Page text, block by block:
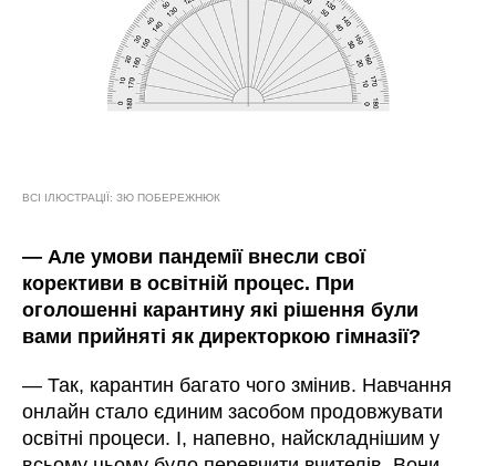
ВСІ ІЛЮСТРАЦІЇ: ЗЮ ПОБЕРЕЖНЮК
—Але умови пандемії внесли свої
корективи в освітній процес. При
оголошенні карантину які рішення були
вами прийняті як директоркою гімназії?
—Так, карантин багато чого змінив. Навчання
онлайн стало єдиним засобом продовжувати
освітні процеси. І, напевно, найскладнішим у